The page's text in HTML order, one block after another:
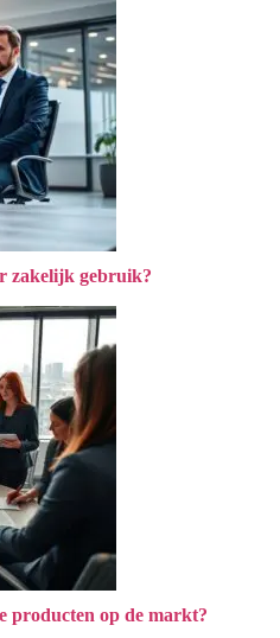
zakelijk gebruik?
producten op de markt?